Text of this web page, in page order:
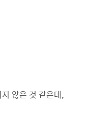
않은 것 같은데,